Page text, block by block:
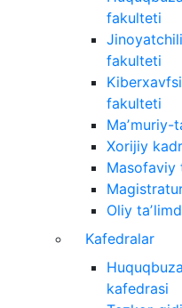
fakulteti
fakulteti
fakulteti
Xorijiy
Masofaviy
Oliy
Kafedralar
kafedrasi